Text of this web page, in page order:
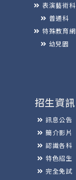
表演藝術科
普通科
特殊教育網
幼兒園
招生資訊
訊息公告
簡介影片
認識各科
特色招生
完全免試